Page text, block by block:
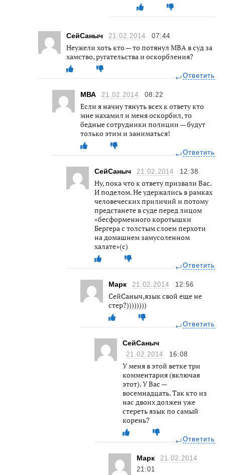
СейСаныч 21.02.2014 07:44
Неужели хоть кто — то потянул МВА в суд за
хамство, ругательства и оскорбления?
Ответить
МВА 21.02.2014 08:22
Если я начну тянуть всех к ответу кто
мне нахамил и меня оскорбил, то
бедные сотрудники полиции — будут
только этим и заниматься!
Ответить
СейСаныч 21.02.2014 12:38
Ну, пока что к ответу призвали Вас.
И поделом. Не удержались в рамках
человеческих приличий и потому
предстанете в суде перед лицом
«бесформенного коротышки
Бергера с толстым слоем перхоти
на домашнем замусоленном
халате»(с)
Ответить
Марк 21.02.2014 12:56
СейСаныч,язык свой еще не
стер?))))))))
Ответить
СейСаныч
21.02.2014 16:08
У меня в этой ветке три
комментария (включая
этот). У Вас —
восемнадцать. Так кто из
нас двоих должен уже
стереть язык по самый
корень?
Ответить
Марк
21.02.2014
21:01